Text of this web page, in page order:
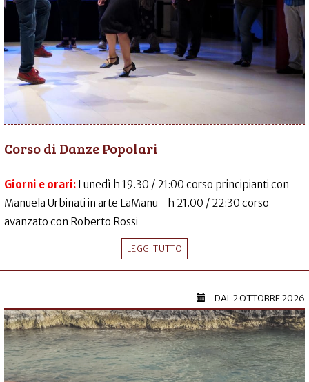
Corso di Danze Popolari
Giorni e orari: Lunedì h 19.30 / 21:00 corso principianti con
Manuela Urbinati in arte LaManu - h 21.00 / 22:30 corso
avanzato con Roberto Rossi
LEGGI TUTTO
DAL2 OTTOBRE 2026